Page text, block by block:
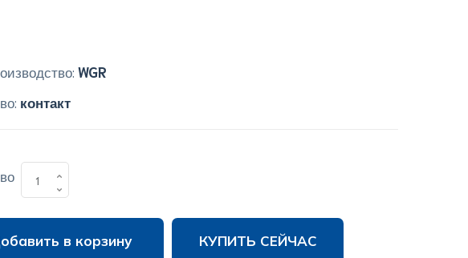
WGR
контакт
в корзину КУПИТЬ СЕЙЧАС